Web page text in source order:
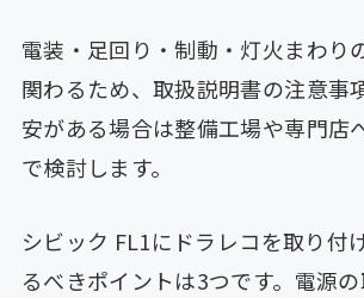
電装・足回り・制動・灯火まわり
関わるため、取扱説明書の注意事
安がある場合は整備工場や専門店
で検討します。
シビック FL1にドラレコを取り付
るべきポイントは3つです。電源